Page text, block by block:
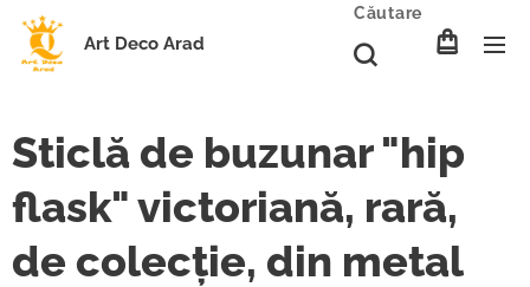
Art Deco Arad
Căutare
Sticlă de buzunar "hip
flask" victoriană, rară,
de colecție, din metal